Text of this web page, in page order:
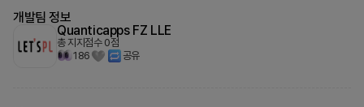
개발팀 정보
Quanticapps FZ LLE
총 지지점수 0점
186
공유